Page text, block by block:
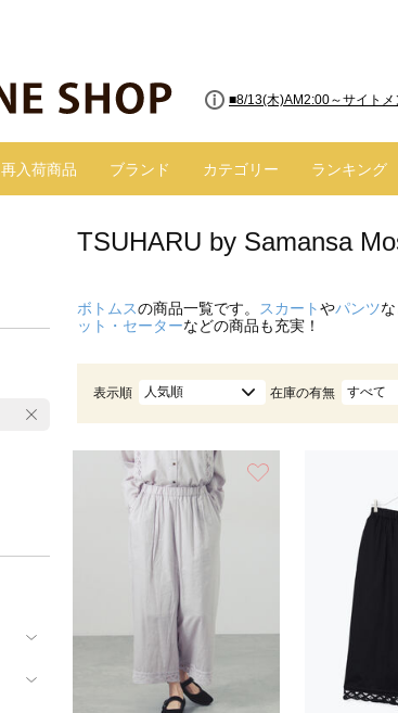
■8/13(木)AM2:00～サイト
再入荷商品 ブランド カテゴリー ランキング
TSUHARU by Samansa
ボトムスの商品一覧です。 スカートやパンツ
ット・セーターなどの商品も充実！
表示順 人気順 在庫の有無 すべて